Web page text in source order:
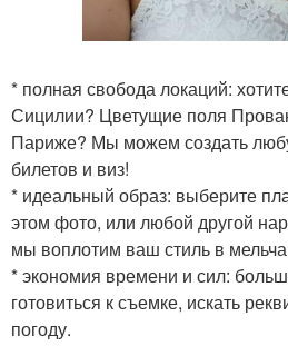
* полная свобода локаций:
Сицилии? Цветущие поля
Париже? Мы можем создать
билетов и виз!
* идеальный образ: выберите
этом фото, или любой другой
мы воплотим ваш стиль в
* экономия времени и сил:
готовиться к съемке, искать
погоду.